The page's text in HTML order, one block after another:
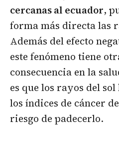
cercanas al ecuador,
forma más directa las
Además del efecto
este fenómeno tiene
consecuencia en la
es que los rayos del
los índices de cáncer
riesgo de padecerlo.